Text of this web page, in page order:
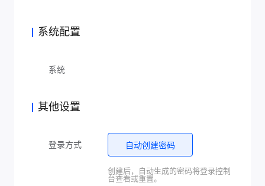
系统配置
系统
其他设置
登录方式 自动创建密码
创建后，自动生成的密码将登录控制
台查看或重置。